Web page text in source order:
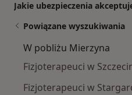
Jakie ubezpieczenia
Powiązane wyszukiwania
W pobliżu Mierzyna
Fizjoterapeuci w
Fizjoterapeuci w